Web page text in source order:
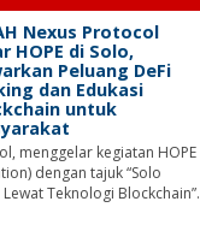
Nexus Protocol
HOPE di Solo,
Peluang DeFi
dan Edukasi
untuk
menggelar kegiatan HOPE
dengan tajuk “Solo
Teknologi Blockchain”.